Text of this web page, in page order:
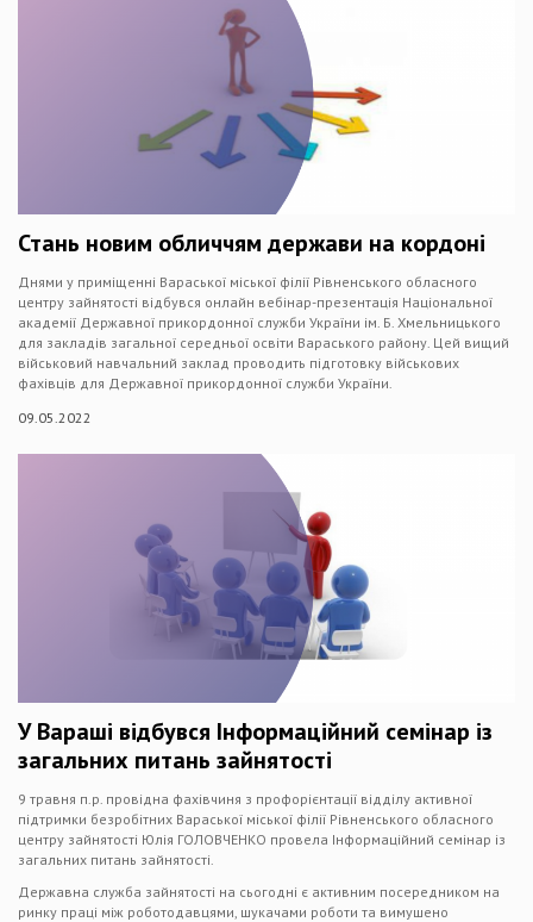
Стань новим обличчям держави на кордоні
Днями у приміщенні Вараської міської філії Рівненського обласного
центру зайнятості відбувся онлайн вебінар-презентація Національної
академії Державної прикордонної служби України ім. Б. Хмельницького
для закладів загальної середньої освіти Вараського району. Цей вищий
військовий навчальний заклад проводить підготовку військових
фахівців для Державної прикордонної служби України.
09.05.2022
У Вараші відбувся Інформаційний семінар із
загальних питань зайнятості
9 травня п.р. провідна фахівчиня з профорієнтації відділу активної
підтримки безробітних Вараської міської філії Рівненського обласного
центру зайнятості Юлія ГОЛОВЧЕНКО провела Інформаційний семінар із
загальних питань зайнятості.
Державна служба зайнятості на сьогодні є активним посередником на
ринку праці між роботодавцями, шукачами роботи та вимушено